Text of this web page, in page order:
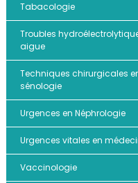
Tabacologie
Troubles
aigue
Techniques chirurgicales
sénologie
Urgences en Néphrologie
Urgences vitales en
Vaccinologie